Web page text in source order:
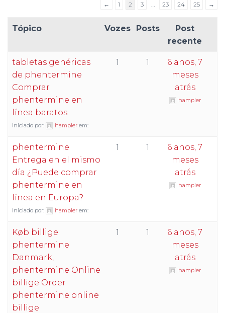
←
1 2 3 … 23 24 25 →
Tópico Vozes Posts
Post
recente
tabletas genéricas
de phentermine
Comprar
phentermine en
línea baratos
Iniciado por: hampler em:
1 1
6 anos, 7
meses
atrás
hampler
phentermine
Entrega en el mismo
día ¿Puede comprar
phentermine en
línea en Europa?
Iniciado por: hampler em:
1 1
6 anos, 7
meses
atrás
hampler
Køb billige
phentermine
Danmark,
phentermine Online
billige Order
phentermine online
billige
1 1
6 anos, 7
meses
atrás
hampler